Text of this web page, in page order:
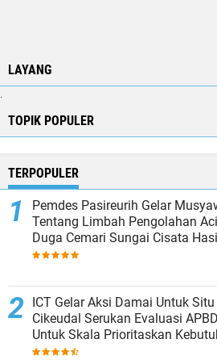
LAYANG
.
TOPIK POPULER
TERPOPULER
Pemdes Pasireurih Gelar
Tentang Limbah Pengolahan
Duga Cemari Sungai Cisata
Kesepakatan Tutup Sementara
ICT Gelar Aksi Damai Untuk Situ
Cikeudal Serukan Evaluasi APBD 9,49 M
Untuk Skala Prioritaskan
Dasar Masyarakat Belum Saat